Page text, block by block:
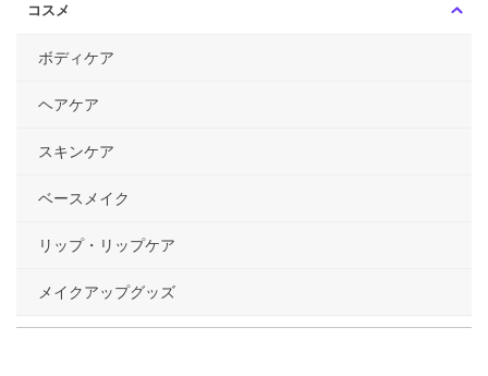
コスメ
ボディケア
ヘアケア
スキンケア
ベースメイク
リップ・リップケア
メイクアップグッズ